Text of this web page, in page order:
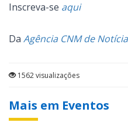
Inscreva-se aqui
Da Agência CNM de
1562 visualizações
Mais em Eventos